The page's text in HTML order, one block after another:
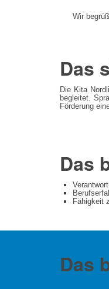
Wir
Das
Die Kita
begleitet.
Förderung
Das
Fähigkeit
Das